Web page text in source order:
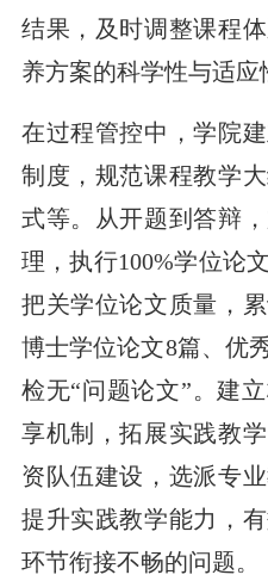
结果，及时调整课程
养方案的科学性与适应
在过程管控中，学院
制度，规范课程教学
式等。从开题到答辩
理，执行100%学位论
把关学位论文质量，
博士学位论文8篇、优
检无“问题论文”。建
享机制，拓展实践教
资队伍建设，选派专
提升实践教学能力，
环节衔接不畅的问题。